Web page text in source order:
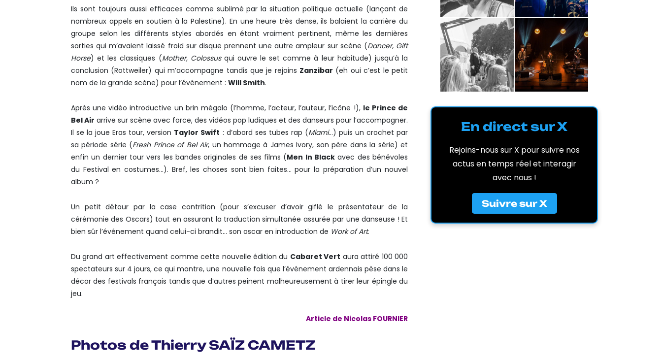
Ils sont toujours aussi efficaces comme sublimé par la situation politique actuelle (lançant de
nombreux appels en soutien à la Palestine). En une heure très dense, ils balaient la carrière du
groupe selon les différents styles abordés en étant vraiment pertinent, même les dernières
sorties qui m’avaient laissé froid sur disque prennent une autre ampleur sur scène (Dancer, Gift
Horse) et les classiques (Mother, Colossusqui ouvre le set comme à leur habitude) jusqu’à la
conclusion (Rottweiler) qui m’accompagne tandis que je rejoins Zanzibar (eh oui c’est le petit
nom de la grande scène) pour l’événement : Will Smith.
Après une vidéo introductive un brin mégalo (l’homme, l’acteur, l’auteur, l’icône !), le Prince de
Bel Air arrive sur scène avec force, des vidéos pop ludiques et des danseurs pour l’accompagner.
Il se la joue Eras tour, version Taylor Swift : d’abord ses tubes rap (Miami…) puis un crochet par
sa période série (Fresh Prince of Bel Air, un hommage à James Ivory, son père dans la série) et
enfin un dernier tour vers les bandes originales de ses films (Men In Black avec des bénévoles
du Festival en costumes…). Bref, les choses sont bien faites… pour la préparation d’un nouvel
album ?
Un petit détour par la case contrition (pour s’excuser d’avoir giflé le présentateur de la
cérémonie des Oscars) tout en assurant la traduction simultanée assurée par une danseuse ! Et
bien sûr l’événement quand celui-ci brandit… son oscar en introduction de Work of Art.
Du grand art effectivement comme cette nouvelle édition du Cabaret Vert aura attiré 100 000
spectateurs sur 4 jours, ce qui montre, une nouvelle fois que l’événement ardennais pèse dans le
décor des festivals français tandis que d’autres peinent malheureusement à tirer leur épingle du
jeu.
Article de Nicolas FOURNIER
Photos de Thierry SAÏZ CAMETZ
En direct sur X
Rejoins-nous sur X pour suivre nos
actus en temps réel et interagir
avec nous !
Suivre sur X